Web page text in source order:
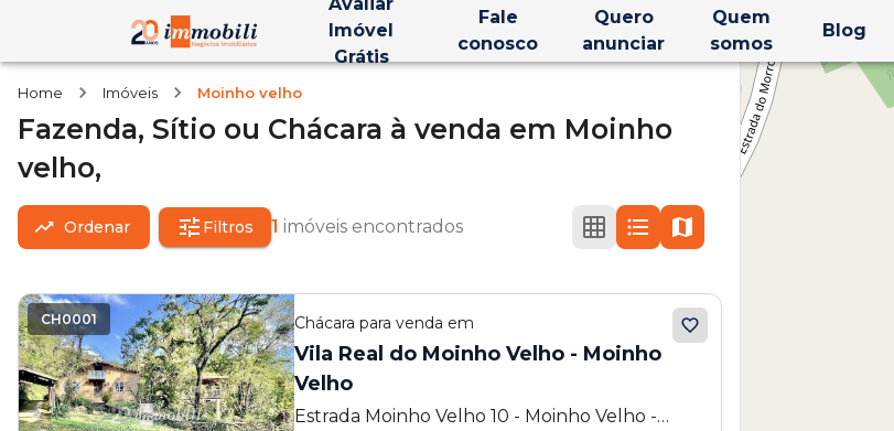
Imóvel
Grátis
Fale
conosco
Quero
anunciar
Quem
somos
Blog
Home Imóveis Moinho velho
Fazenda, Sítio ou Chácara à venda em Moinho
velho,
Ordenar Filtros 1 imóveis encontrados
CH0001 Chácara para venda em
Vila Real do Moinho Velho - Moinho
Velho
Estrada Moinho Velho 10 - Moinho Velho -